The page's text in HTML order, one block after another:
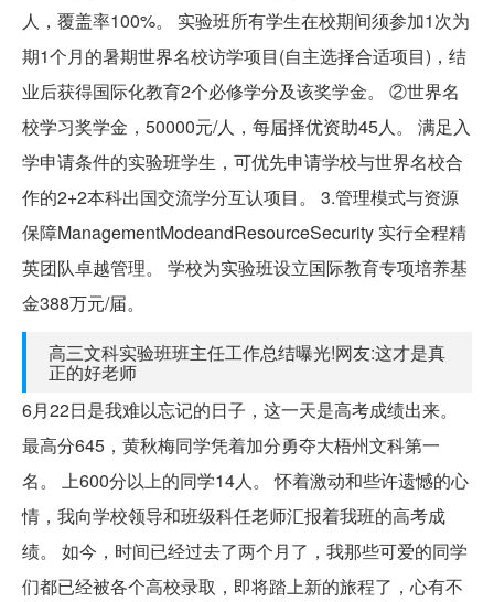
人，覆盖率100%。 实验班所有学生在校期间须参加1次为
期1个月的暑期世界名校访学项目(自主选择合适项目)，结
业后获得国际化教育2个必修学分及该奖学金。 ②世界名
校学习奖学金，50000元/人，每届择优资助45人。 满足入
学申请条件的实验班学生，可优先申请学校与世界名校合
作的2+2本科出国交流学分互认项目。 3.管理模式与资源
保障ManagementModeandResourceSecurity 实行全程精
英团队卓越管理。 学校为实验班设立国际教育专项培养基
金388万元/届。
高三文科实验班班主任工作总结曝光!网友:这才是真
正的好老师
6月22日是我难以忘记的日子，这一天是高考成绩出来。
最高分645，黄秋梅同学凭着加分勇夺大梧州文科第一
名。 上600分以上的同学14人。 怀着激动和些许遗憾的心
情，我向学校领导和班级科任老师汇报着我班的高考成
绩。 如今，时间已经过去了两个月了，我那些可爱的同学
们都已经被各个高校录取，即将踏上新的旅程了，心有不